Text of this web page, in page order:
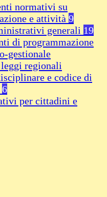
normativi su
e attività 9
generali 19
di programmazione
gestionale
regionali
e codice di
6
per cittadini e